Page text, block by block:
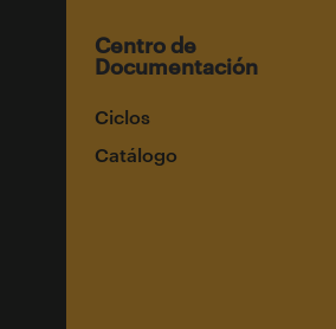
Centro de
Documentación
Ciclos
Catálogo